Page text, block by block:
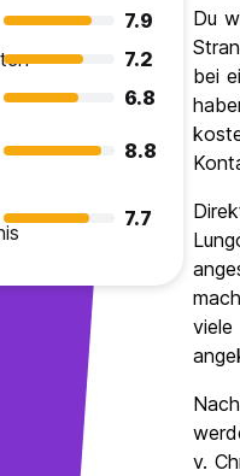
7.9
7.2
6.8
8.8
7.7
Du
bei
viele
v.